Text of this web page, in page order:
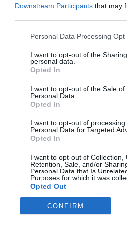
Downstream Participants that may
Personal Data Processing Opt
I want to opt-out of the
personal data.
Opted In
I want to opt-out of the Sale of
Personal Data.
Opted In
I want to opt-out of processing
Personal Data for Targeted
Opted In
I want to opt-out of Collection,
Retention, Sale, and/or
Personal Data that Is
Purposes for which it was
Opted Out
CONFIRM
Η Italgas και η Naturgy
συνεργασία τους στα
την καινοτομία και την
09/07/2026 - 13:25